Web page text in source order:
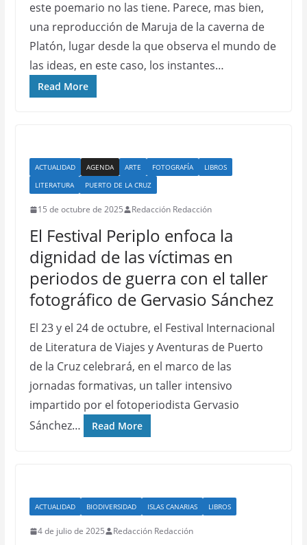
este poemario no las tiene. Parece, mas bien,
una reproducción de Maruja de la caverna de
Platón, lugar desde la que observa el mundo de
las ideas, en este caso, los instantes…
Read More
ACTUALIDAD AGENDA ARTE FOTOGRAFÍA
LIBROS
LITERATURA
PUERTO DE LA CRUZ
15 de octubre de 2025 Redacción Redacción
El Festival Periplo enfoca la
dignidad de las víctimas en
periodos de guerra con el taller
fotográfico de Gervasio Sánchez
El 23 y el 24 de octubre, el Festival Internacional
de Literatura de Viajes y Aventuras de Puerto
de la Cruz celebrará, en el marco de las
jornadas formativas, un taller intensivo
impartido por el fotoperiodista Gervasio
Sánchez…
Read More
ACTUALIDAD BIODIVERSIDAD ISLAS CANARIAS LIBROS
4 de julio de 2025 Redacción Redacción